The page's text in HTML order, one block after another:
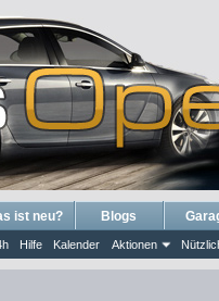
Hilfe Kalender Aktionen
ist neu? Blogs